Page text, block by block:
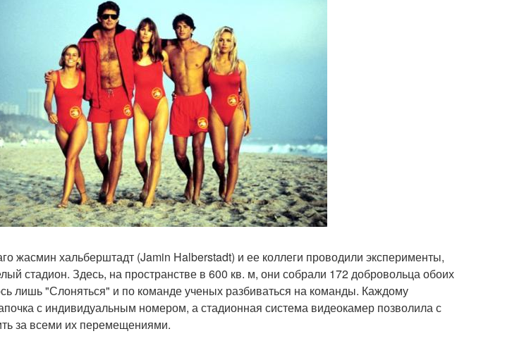
жасмин хальберштадт (Jamin Halberstadt) и ее коллеги проводили эксперименты,
стадион. Здесь, на пространстве в 600 кв. м, они собрали 172 добровольца обоих
лишь "Слоняться" и по команде ученых разбиваться на команды. Каждому
с индивидуальным номером, а стадионная система видеокамер позволила с
за всеми их перемещениями.